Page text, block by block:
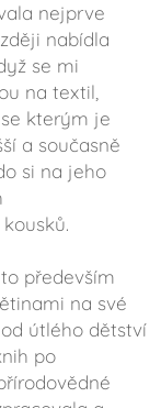
nejprve
nabídla
se mi
na textil,
kterým je
a současně
si na jeho
především
na své
útlého dětství
po